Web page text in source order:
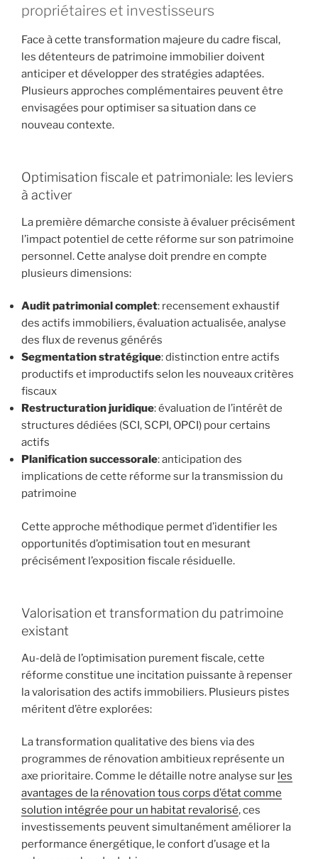
propriétaires et investisseurs
Face à cette transformation majeure du cadre fiscal,
les détenteurs de patrimoine immobilier doivent
anticiper et développer des stratégies adaptées.
Plusieurs approches complémentaires peuvent être
envisagées pour optimiser sa situation dans ce
nouveau contexte.
Optimisation fiscale et patrimoniale: les leviers
à activer
La première démarche consiste à évaluer précisément
l’impact potentiel de cette réforme sur son patrimoine
personnel. Cette analyse doit prendre en compte
plusieurs dimensions:
Audit patrimonial complet: recensement exhaustif
des actifs immobiliers, évaluation actualisée, analyse
des flux de revenus générés
Segmentation stratégique: distinction entre actifs
productifs et improductifs selon les nouveaux critères
fiscaux
Restructuration juridique: évaluation de l’intérêt de
structures dédiées (SCI, SCPI, OPCI) pour certains
actifs
Planification successorale: anticipation des
implications de cette réforme sur la transmission du
patrimoine
Cette approche méthodique permet d’identifier les
opportunités d’optimisation tout en mesurant
précisément l’exposition fiscale résiduelle.
Valorisation et transformation du patrimoine
existant
Au-delà de l’optimisation purement fiscale, cette
réforme constitue une incitation puissante à repenser
la valorisation des actifs immobiliers. Plusieurs pistes
méritent d’être explorées:
La transformation qualitative des biens via des
programmes de rénovation ambitieux représente un
axe prioritaire. Comme le détaille notre analyse sur les
avantages de la rénovation tous corps d’état comme
solution intégrée pour un habitat revalorisé, ces
investissements peuvent simultanément améliorer la
performance énergétique, le confort d’usage et la